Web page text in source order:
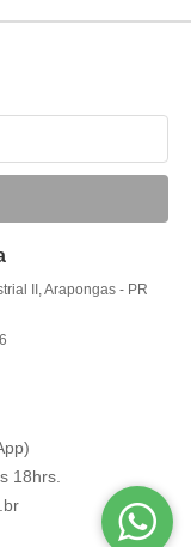
II, Arapongas - PR
18hrs.